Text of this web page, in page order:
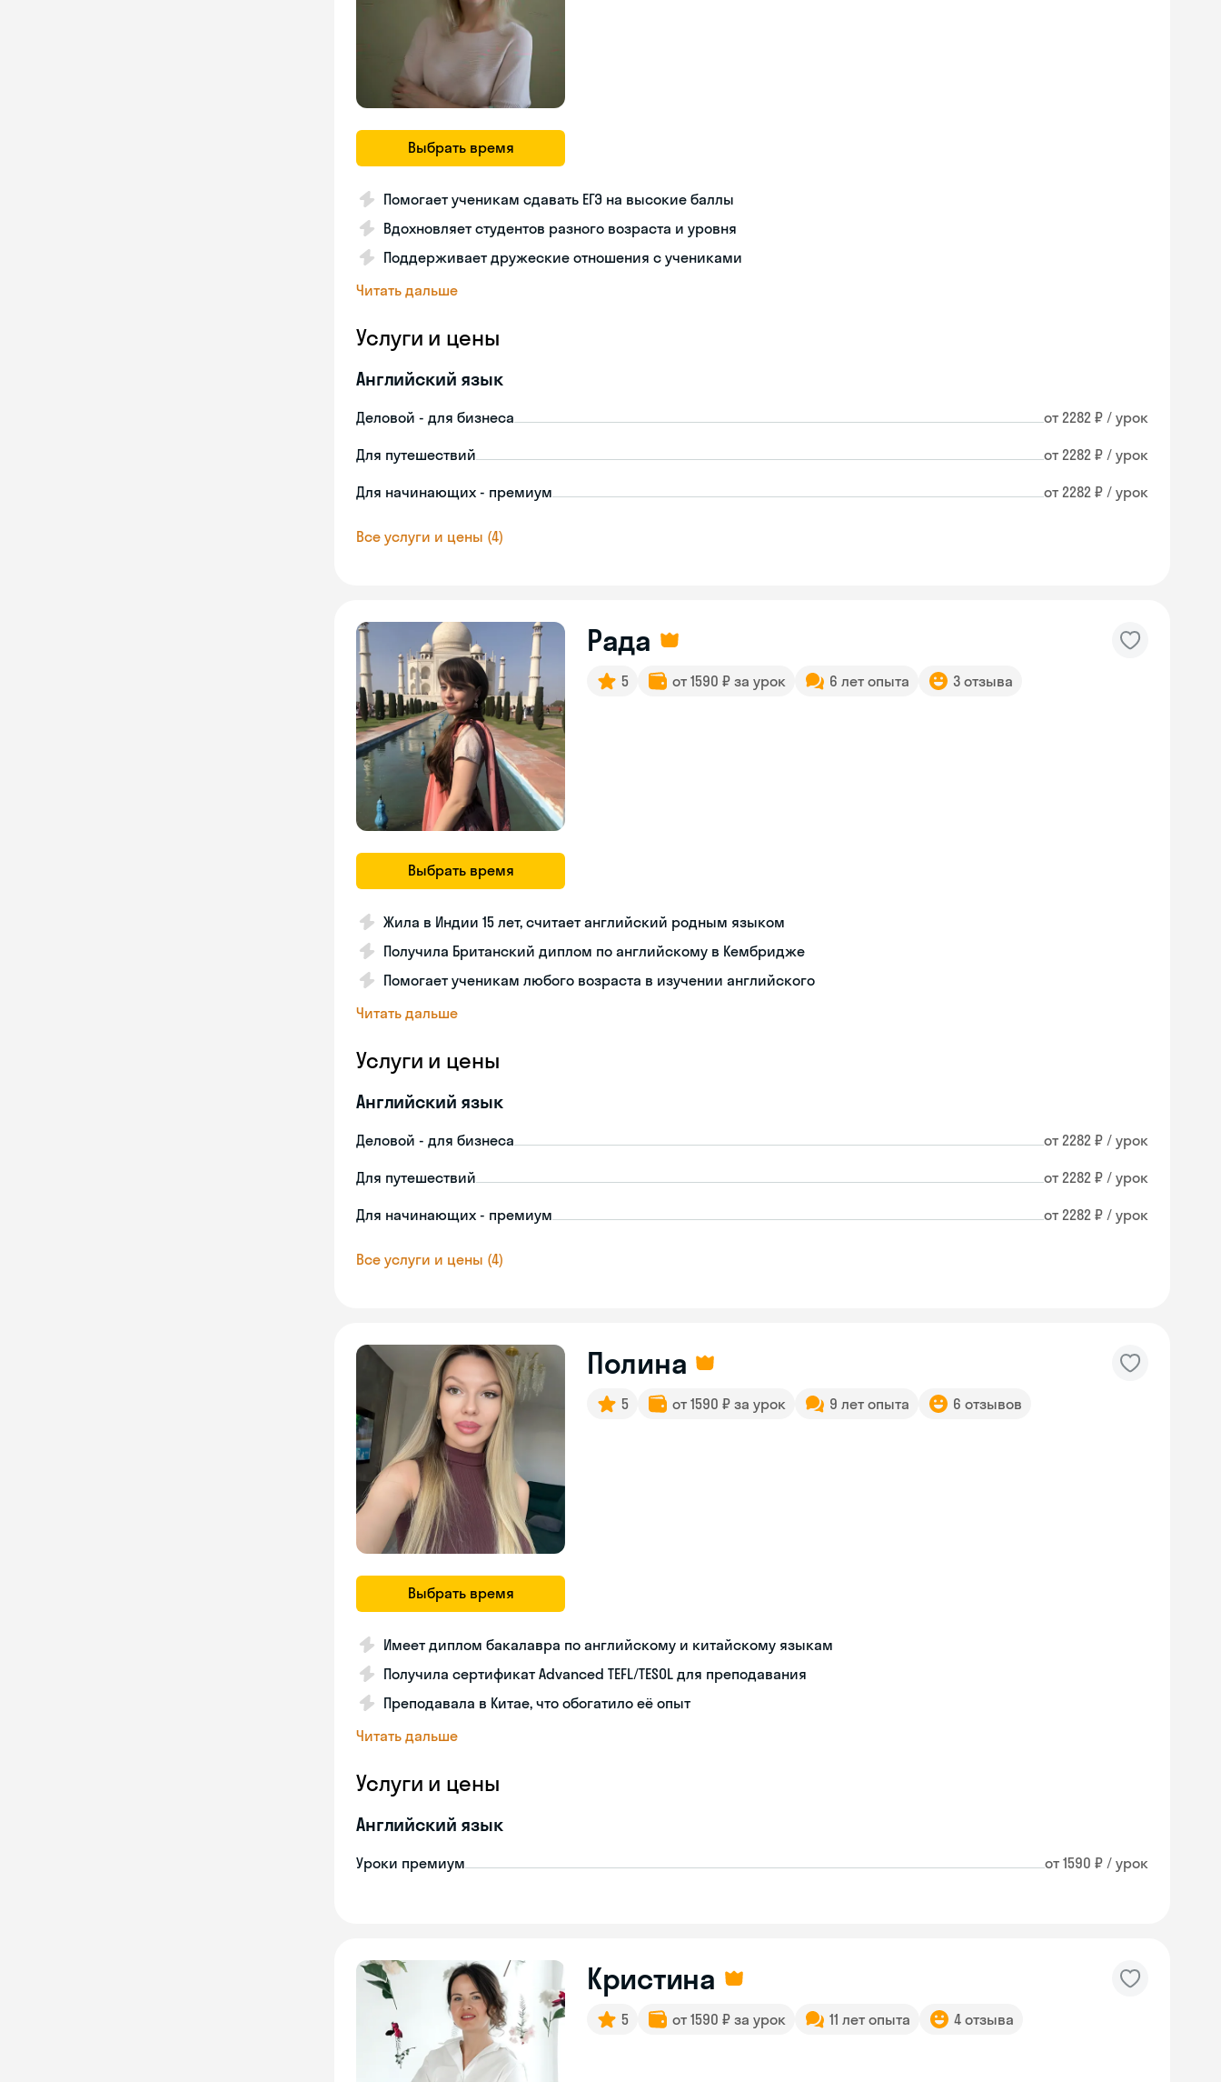
Выбрать время
Помогает ученикам сдавать ЕГЭ на высокие баллы
Вдохновляет студентов разного возраста и уровня
Поддерживает дружеские отношения с учениками
Читать дальше
Услуги и цены
Английский язык
Деловой - для бизнеса от 2282 ₽ / урок
Для путешествий от 2282 ₽ / урок
Для начинающих - премиум от 2282 ₽ / урок
Все услуги и цены (4)
Выбрать время
Рада
5 от 1590 ₽ за урок 6 лет опыта 3 отзыва
Жила в Индии 15 лет, считает английский родным языком
Получила Британский диплом по английскому в Кембридже
Помогает ученикам любого возраста в изучении английского
Читать дальше
Услуги и цены
Английский язык
Деловой - для бизнеса от 2282 ₽ / урок
Для путешествий от 2282 ₽ / урок
Для начинающих - премиум от 2282 ₽ / урок
Все услуги и цены (4)
Выбрать время
Полина
5 от 1590 ₽ за урок 9 лет опыта 6 отзывов
Имеет диплом бакалавра по английскому и китайскому языкам
Получила сертификат Advanced TEFL/TESOL для преподавания
Преподавала в Китае, что обогатило её опыт
Читать дальше
Услуги и цены
Английский язык
Уроки премиум от 1590 ₽ / урок
Кристина
5 от 1590 ₽ за урок 11 лет опыта 4 отзыва